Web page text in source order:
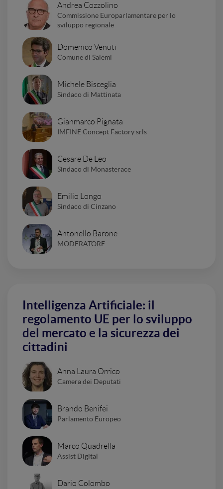
Andrea Cozzolino
Commissione Europarlamentare per lo
sviluppo regionale
Domenico Venuti
Comune di Salemi
Michele Bisceglia
Sindaco di Mattinata
Gianmarco Pignata
IMFINE Concept Factory srls
Cesare De Leo
Sindaco di Monasterace
Emilio Longo
Sindaco di Cinzano
Antonello Barone
MODERATORE
Intelligenza Artificiale: il
regolamento UE per lo sviluppo
del mercato e la sicurezza dei
cittadini
Anna Laura Orrico
Camera dei Deputati
Brando Benifei
Parlamento Europeo
Marco Quadrella
Assist Digital
Dario Colombo